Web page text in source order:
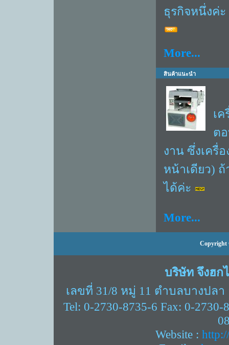
ธุรกิจหนึ่งค่
More...
สินค้าแนะนำ
เ
ต
งาน ซึ่งเครื่
หน้าเดียว) ถ้
ได้ค่ะ
More...
Copyright
บริษัท จึงฮก
เลขที่ 31/8 หมู่ 11 ตำบลบางปล
Tel: 0-2730-8735-6 Fax: 0-
Website :